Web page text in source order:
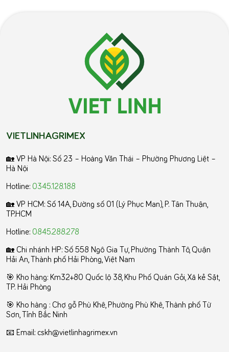
VIETLINHAGRIMEX
🏡 VP Hà Nội: Số 23 – Hoàng Văn Thái – Phường Phương Liệt –
Hà Nội
Hotline: 0345.128.188
🏡 VP HCM: Số 14A, Đường số 01 (Lý Phục Man), P. Tân Thuận,
TP.HCM
Hotline: 0845.288.278
🏡 Chi nhánh HP: Số 558 Ngô Gia Tự, Phường Thành Tô, Quận
Hải An, Thành phố Hải Phòng, Việt Nam
🎯 Kho hàng: Km32+80 Quốc lộ 38, Khu Phố Quán Gỏi, Xã kẻ Sặt,
TP. Hải Phòng
️🎯 Kho hàng : Chợ gỗ Phù Khê, Phường Phù Khê, Thành phố Từ
Sơn, Tỉnh Bắc Ninh
📧 Email: cskh@vietlinhagrimex.vn